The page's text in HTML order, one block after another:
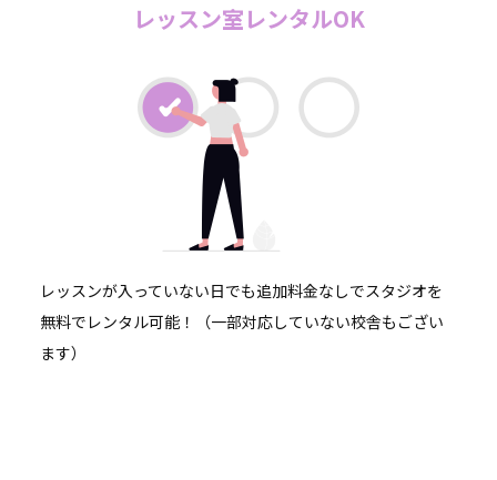
レッスン室レンタルOK
レッスンが入っていない日でも追加料金なしでスタジオを
無料でレンタル可能！（一部対応していない校舎もござい
ます）